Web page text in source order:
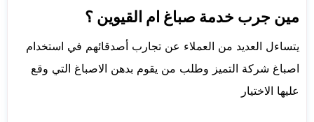
مين جرب خدمة صباغ ام القيوين ؟
يتساءل العديد من العملاء عن تجارب أصدقائهم في استخدام
اصباغ شركة التميز وطلب من يقوم بدهن الاصباغ التي وقع
عليها الاختيار